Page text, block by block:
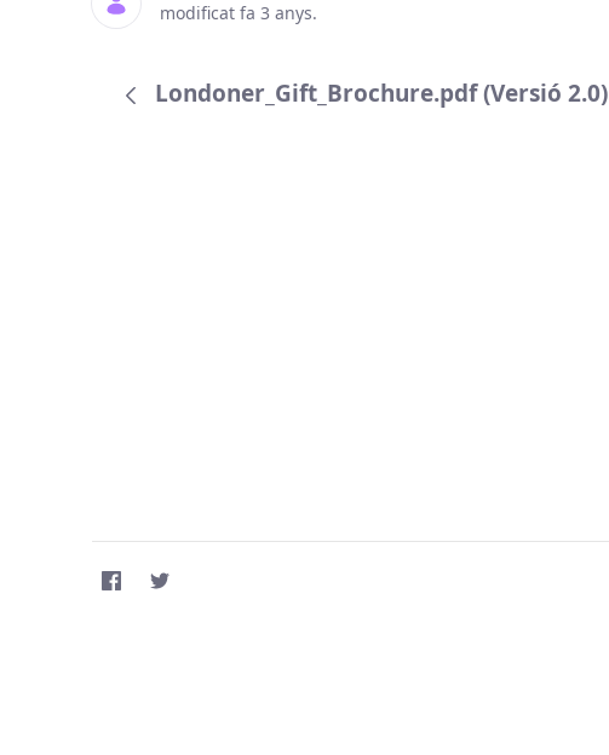
modificat fa 3 anys.
Londoner_Gift_Brochure.pdf (Versió 2.0)